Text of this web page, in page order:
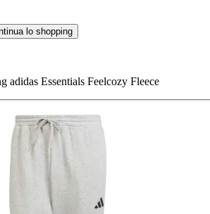
lo shopping
adidas Essentials Feelcozy Fleece